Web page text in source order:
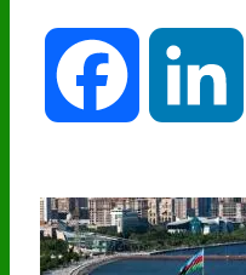
Facebook